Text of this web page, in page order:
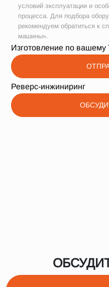
условий эксплуатации и
процесса. Для подбора
рекомендуем обратиться к
машины».
Изготовление по вашему
Реверс-инжиниринг